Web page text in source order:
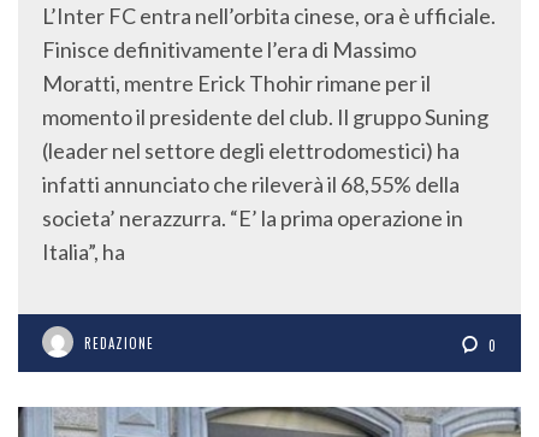
L’Inter FC entra nell’orbita cinese, ora è ufficiale.
Finisce definitivamente l’era di Massimo
Moratti, mentre Erick Thohir rimane per il
momento il presidente del club. Il gruppo Suning
(leader nel settore degli elettrodomestici) ha
infatti annunciato che rileverà il 68,55% della
societa’ nerazzurra. “E’ la prima operazione in
Italia”, ha
REDAZIONE 0